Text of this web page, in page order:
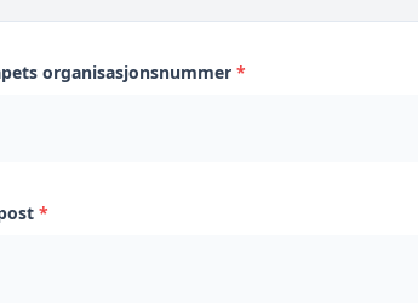
organisasjonsnummer *
*